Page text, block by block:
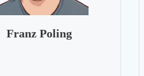
Franz Poling